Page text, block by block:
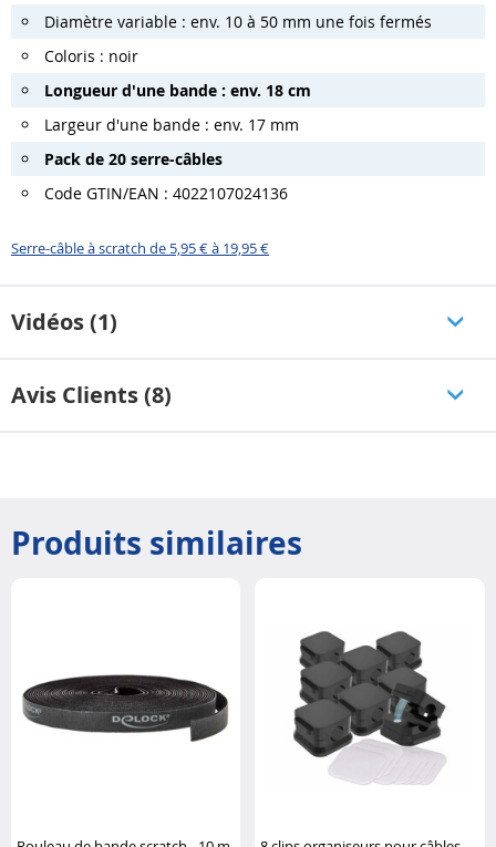
Diamètre variable : env. 10 à 50 mm une fois fermés
Coloris : noir
Longueur d'une bande : env. 18 cm
Largeur d'une bande : env. 17 mm
Pack de 20 serre-câbles
Code GTIN/EAN : 4022107024136
Serre-câble à scratch de 5,95 € à 19,95 €
Vidéos (1)
Avis Clients (8)
Produits similaires